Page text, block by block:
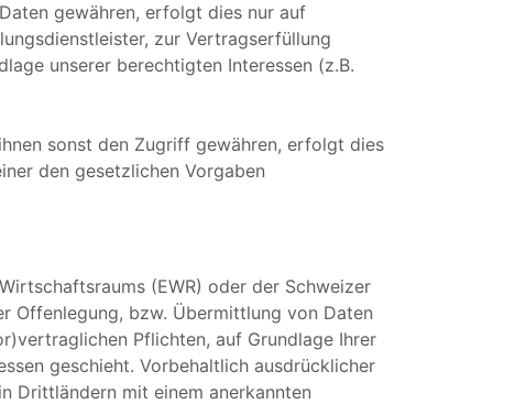
gewähren, erfolgt dies nur auf
zur Vertragserfüllung
unserer berechtigten Interessen (z.B.
sonst den Zugriff gewähren, erfolgt dies
den gesetzlichen Vorgaben
(EWR) oder der Schweizer
Offenlegung, bzw. Übermittlung von Daten
Pflichten, auf Grundlage Ihrer
geschieht. Vorbehaltlich ausdrücklicher
Drittländern mit einem anerkannten